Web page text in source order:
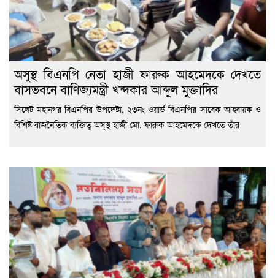
অসুস্থ বিএনপি নেতা হাজী ফারুক আহমেদকে দেখতে
বাসভবনে বাণিজ্যমন্ত্রী খন্দকার আব্দুল মুক্তাদির
সিলেট মহানগর বিএনপির উপদেষ্টা, ২৩নং ওয়ার্ড বিএনপির সাবেক আহ্বায়ক ও
বিশিষ্ট রাজনৈতিক ব্যক্তিত্ব অসুস্থ হাজী মো. ফারুক আহমেদকে দেখতে তাঁর